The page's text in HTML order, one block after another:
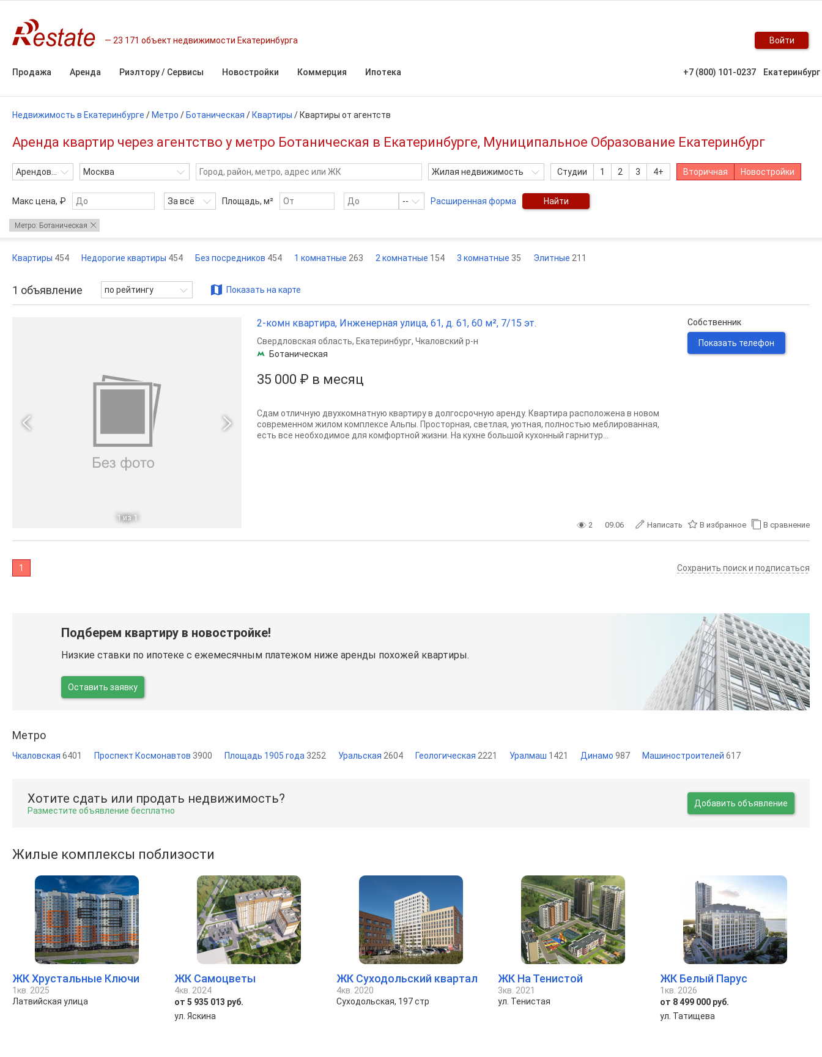
23 171 объект недвижимости Екатеринбурга Войти
Продажа Аренда Риэлтору / Сервисы Новостройки Коммерция Ипотека +7 (800) 101-0237 Екатеринбург
Недвижимость в Екатеринбурге / Метро / Ботаническая / Квартиры / Квартиры от агентств
Аренда квартир через агентство у метро Ботаническая в Екатеринбурге, Муниципальное Образование Екатеринбург
Арендовать Москва Жилая недвижимость Студии 1 2 3 4+ Вторичная Новостройки
Макс цена, ₽ За всё Площадь, м² -- Расширенная форма Найти
Метро: Ботаническая
Квартиры 454 Недорогие квартиры 454 Без посредников 454 1 комнатные 263 2 комнатные 154 3 комнатные 35 Элитные 211
1 объявление по рейтингу Показать на карте
1 из 1
2-комн квартира, Инженерная улица, 61, д. 61, 60 м², 7/15 эт.
35 000 ₽ в месяц
Свердловская область, Екатеринбург, Чкаловский р-н
Ботаническая
Сдам отличную двухкомнатную квартиру в долгосрочную аренду. Квартира расположена в новом
современном жилом комплексе Альпы. Просторная, светлая, уютная, полностью меблированная,
есть все необходимое для комфортной жизни. На кухне большой кухонный гарнитур...
Собственник
Показать телефон
2 09.06 Написать В избранное В сравнение
1 Сохранить поиск и подписаться
Подберем квартиру в новостройке!
Низкие ставки по ипотеке с ежемесячным платежом ниже аренды похожей квартиры.
Оставить заявку
Метро
Чкаловская 6401 Проспект Космонавтов 3900 Площадь 1905 года 3252 Уральская 2604 Геологическая 2221 Уралмаш 1421 Динамо 987 Машиностроителей 617
Хотите сдать или продать недвижимость?
Разместите объявление бесплатно
Добавить объявление
Жилые комплексы поблизости
ЖК Хрустальные Ключи
1кв. 2025
Латвийская улица
ЖК Самоцветы
4кв. 2024
от 5 935 013 руб.
ул. Яскина
ЖК Суходольский квартал
4кв. 2020
Суходольская, 197 стр
ЖК На Тенистой
3кв. 2021
ул. Тенистая
ЖК Белый Парус
1кв. 2026
от 8 499 000 руб.
ул. Татищева